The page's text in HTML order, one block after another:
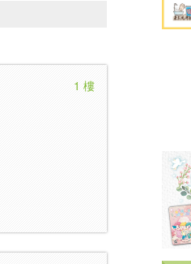
1 樓